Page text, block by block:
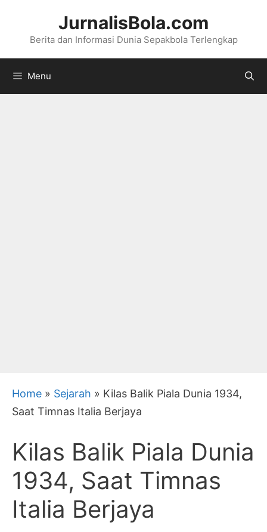
JurnalisBola.com
Berita dan Informasi Dunia Sepakbola Terlengkap
Menu
Home » Sejarah » Kilas Balik Piala Dunia 1934,
Saat Timnas Italia Berjaya
Kilas Balik Piala Dunia
1934, Saat Timnas
Italia Berjaya